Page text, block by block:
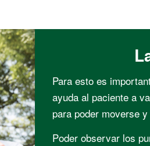
Para esto es
ayuda al paciente a
para poder moverse
Poder observar los